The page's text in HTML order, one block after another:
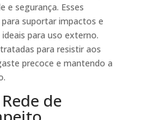
e segurança. Esses
suportar impactos e
para uso externo.
para resistir aos
precoce e mantendo a
de